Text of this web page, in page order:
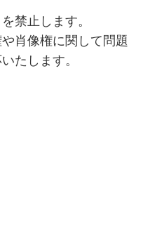
禁止します。
肖像権に関して問題
たします。